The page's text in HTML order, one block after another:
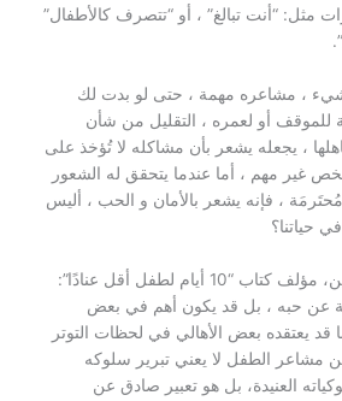
مثل: “أنت تبالغ” ، أو “تتصرف كالأطفال”
، مشاعره مهمة ، حتى لو بدت لك
للموقف أو لعمره ، التقليل من شأن
، يجعله يشعر بأن مشاكله لا تُؤخذ على
غير مهم ، أما عندما يتحقق له الشعور
، فإنه يشعر بالأمان و الحب ، أليس
حياتنا؟
يقول د. جيفري بيرنشتاين، مؤلف كتاب “10 أيام لطفل أقل عنادًا”:
عن حبه ، بل قد يكون أهم في بعض
يعتقده بعض الأهالي في لحظات التوتر
مشاعر الطفل لا يعني تبرير سلوكه
العنيدة، بل هو تعبير صادق عن